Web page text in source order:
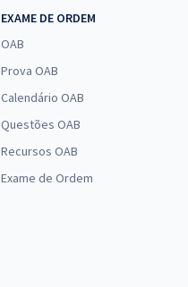
EXAME DE ORDEM
OAB
Prova OAB
Calendário OAB
Questões OAB
Recursos OAB
Exame de Ordem